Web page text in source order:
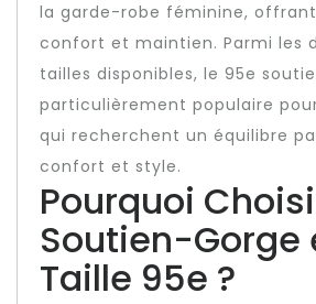
la garde-robe féminine,
confort et maintien. Parmi les
tailles disponibles, le 95e
particulièrement populaire
qui recherchent un équilibre
confort et style.
Pourquoi
Soutien-Gorge
Taille 95e ?